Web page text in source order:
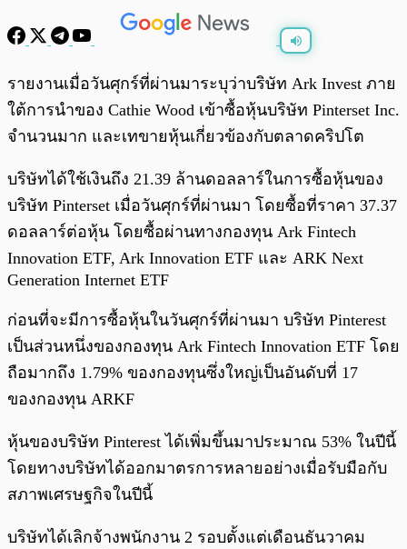
พร้อมเล่น
รายงานเมื่อวันศุกร์ที่ผ่านมาระบุว่าบริษัท Ark Invest ภาย
ใต้การนำของ Cathie Wood เข้าซื้อหุ้นบริษัท Pinterset Inc.
จำนวนมาก และเทขายหุ้นเกี่ยวข้องกับตลาดคริปโต
บริษัทได้ใช้เงินถึง 21.39 ล้านดอลลาร์ในการซื้อหุ้นของ
บริษัท Pinterset เมื่อวันศุกร์ที่ผ่านมา โดยซื้อที่ราคา 37.37
ดอลลาร์ต่อหุ้น โดยซื้อผ่านทางกองทุน Ark Fintech
Innovation ETF, Ark Innovation ETF และ ARK Next
Generation Internet ETF
ก่อนที่จะมีการซื้อหุ้นในวันศุกร์ที่ผ่านมา บริษัท Pinterest
เป็นส่วนหนึ่งของกองทุน Ark Fintech Innovation ETF โดย
ถือมากถึง 1.79% ของกองทุนซึ่งใหญ่เป็นอันดับที่ 17
ของกองทุน ARKF
หุ้นของบริษัท Pinterest ได้เพิ่มขึ้นมาประมาณ 53% ในปีนี้
โดยทางบริษัทได้ออกมาตรการหลายอย่างเมื่อรับมือกับ
สภาพเศรษฐกิจในปีนี้
บริษัทได้เลิกจ้างพนักงาน 2 รอบตั้งแต่เดือนธันวาคม